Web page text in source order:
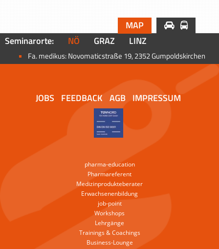
MAP
Seminarorte:
NÖ GRAZ LINZ
Fa. medikus: Novomaticstraße 19, 2352 Gumpoldskirchen
JOBS FEEDBACK AGB IMPRESSUM
pharma-education
Pharmareferent
Medizinprodukteberater
Erwachsenenbildung
job-point
Workshops
Lehrgänge
Trainings & Coachings
Business-Lounge